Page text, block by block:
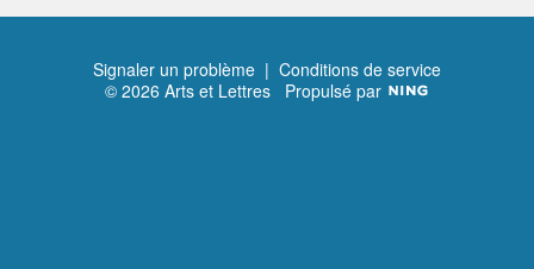
Signaler un problème | Conditions de service
© 2026 Arts et Lettres Propulsé par